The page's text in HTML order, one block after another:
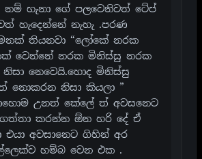
නම් හැනා ගේ පලවෙනිවත් ටේප්
හැදෙන්නේ නැහැ .පරණ
තියනවා “ලෝකේ නරක
වෙන්නේ නරක මිනිස්සු නරක
නිසා නෙවෙයි.හොද මිනිස්සු
නොකරන නිසා කියලා ”
උනත් කේලේ ත් අවසනෙට
කරන්න ඕන හරි දේ ඒ
එයා අවසානෙට ගිහින් අර
හම්බ වෙන එක .